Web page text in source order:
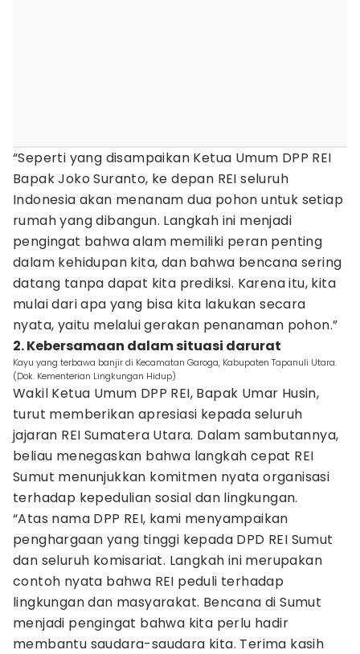
“Seperti yang disampaikan Ketua Umum DPP REI
Bapak Joko Suranto, ke depan REI seluruh
Indonesia akan menanam dua pohon untuk setiap
rumah yang dibangun. Langkah ini menjadi
pengingat bahwa alam memiliki peran penting
dalam kehidupan kita, dan bahwa bencana sering
datang tanpa dapat kita prediksi. Karena itu, kita
mulai dari apa yang bisa kita lakukan secara
nyata, yaitu melalui gerakan penanaman pohon.”
2. Kebersamaan dalam situasi darurat
Kayu yang terbawa banjir di Kecamatan Garoga, Kabupaten Tapanuli Utara.
(Dok. Kementerian Lingkungan Hidup)
Wakil Ketua Umum DPP REI, Bapak Umar Husin,
turut memberikan apresiasi kepada seluruh
jajaran REI Sumatera Utara. Dalam sambutannya,
beliau menegaskan bahwa langkah cepat REI
Sumut menunjukkan komitmen nyata organisasi
terhadap kepedulian sosial dan lingkungan.
“Atas nama DPP REI, kami menyampaikan
penghargaan yang tinggi kepada DPD REI Sumut
dan seluruh komisariat. Langkah ini merupakan
contoh nyata bahwa REI peduli terhadap
lingkungan dan masyarakat. Bencana di Sumut
menjadi pengingat bahwa kita perlu hadir
membantu saudara-saudara kita. Terima kasih